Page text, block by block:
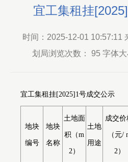
宜工集租挂
时间：2025-12-01 10:57:11
划局浏览次数： 95 字体
宜工集租挂[2025]1号成交公示
地块
编号
地块
名称
土地面
积（m
2）
土地
用途
成交价
（元/
2）